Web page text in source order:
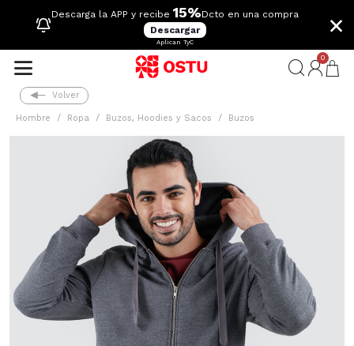
Descarga la APP y recibe 15%Dcto en una compra
Descargar
Aplican TyC
×
0
Volver
Hombre Ropa Buzos, Hoodies y Sacos Buzos